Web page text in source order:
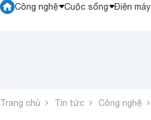
Công nghệ Cuộc sống Điện máy
Trang chủ Tin tức Công nghệ